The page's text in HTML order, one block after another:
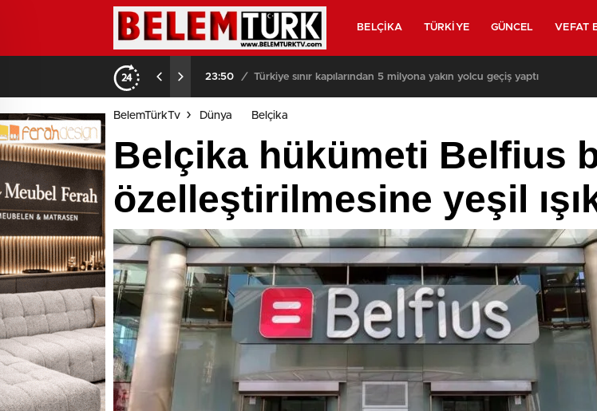
BELÇIKA TÜRKIYE GÜNCEL VEFAT
03:08 / Brüksel sokaklarında yeniden askerler mi devriye gezecek?
BelemTürkTv Dünya Belçika
Belçika hükümeti Belfius
özelleştirilmesine yeşil